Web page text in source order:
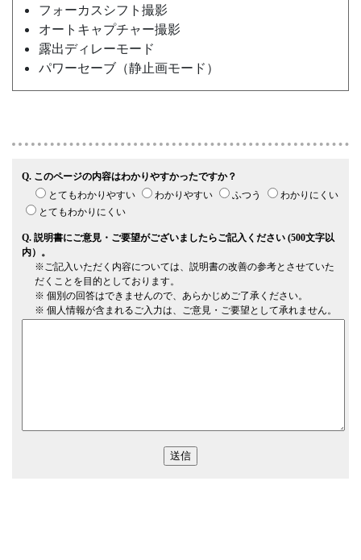
フォーカスシフト撮影
オートキャプチャー撮影
露出ディレーモード
パワーセーブ（静止画モード）